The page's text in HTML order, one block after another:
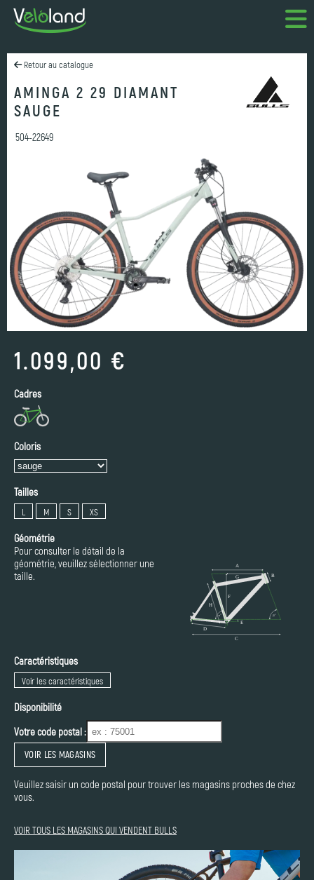
Retour au catalogue
AMINGA 2 29 DIAMANT
SAUGE
504-22649
1.099,00 €
Cadres
Coloris
Tailles
L M S XS
Géométrie
Pour consulter le détail de la
géométrie, veuillez sélectionner une
taille.
Caractéristiques
Voir les caractéristiques
Disponibilité
Votre code postal :
VOIR LES MAGASINS
Veuillez saisir un code postal pour trouver les magasins proches de chez
vous.
VOIR TOUS LES MAGASINS QUI VENDENT BULLS